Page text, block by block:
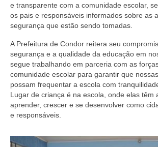
e transparente com a comunidade escolar,
os pais e responsáveis informados sobre as
segurança que estão sendo tomadas.
A Prefeitura de Condor reitera seu
segurança e a qualidade da educação em
segue trabalhando em parceria com as
comunidade escolar para garantir que
possam frequentar a escola com
Lugar de criança é na escola, onde elas têm
aprender, crescer e se desenvolver como
e responsáveis.